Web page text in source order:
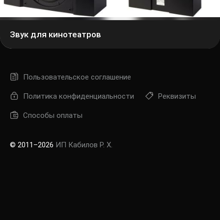
Звук для кинотеатров
Пользовательское соглашение
Политика конфиденциальности Реквизиты
Способы оплаты
© 2011–2026 ИП Кабилов Р. Х.